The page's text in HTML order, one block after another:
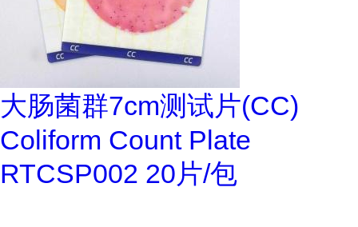
大肠菌群7cm测试片(CC)
Coliform Count Plate
RTCSP002 20片/包